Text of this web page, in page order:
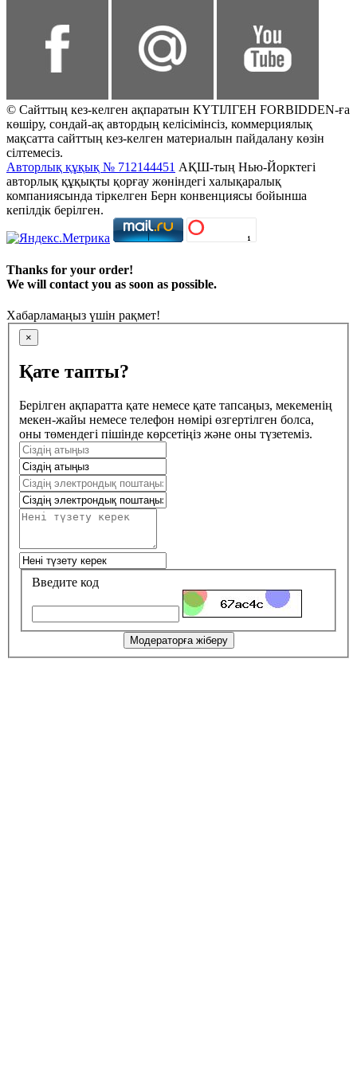
© Сайттың кез-келген ақпаратын КҮТІЛГЕН FORBIDDEN-ға
көшіру, сондай-ақ автордың келісімінсіз, коммерциялық
мақсатта сайттың кез-келген материалын пайдалану көзін
сілтемесіз.
Авторлық құқық № 712144451 АҚШ-тың Нью-Йорктегі
авторлық құқықты қорғау жөніндегі халықаралық
компаниясында тіркелген Берн конвенциясы бойынша
кепілдік берілген.
Thanks for your order!
We will contact you as soon as possible.
Хабарламаңыз үшін рақмет!
×
Қате тапты?
Берілген ақпаратта қате немесе қате тапсаңыз, мекеменің
мекен-жайы немесе телефон нөмірі өзгертілген болса,
оны төмендегі пішінде көрсетіңіз және оны түзетеміз.
Введите код
Модераторға жіберу